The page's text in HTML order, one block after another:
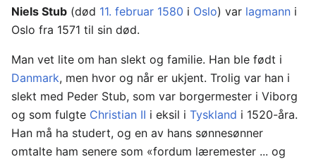
Niels Stub (død 11. februar 1580 i Oslo) var lagmann i
Oslo fra 1571 til sin død.
Man vet lite om han slekt og familie. Han ble født i
Danmark, men hvor og når er ukjent. Trolig var han i
slekt med Peder Stub, som var borgermester i Viborg
og som fulgte Christian II i eksil i Tyskland i 1520-åra.
Han må ha studert, og en av hans sønnesønner
omtalte ham senere som «fordum læremester ... og